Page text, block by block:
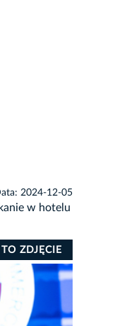
2024-12-05
w hotelu
ZDJĘCIE